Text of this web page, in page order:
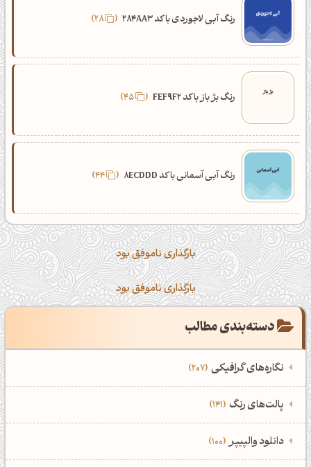
رنگ آبی لاجوردی با کد 284AA3 28
رنگ بژ باز با کد FEF9F2 45
رنگ آبی آسمانی با کد 8ECDDD 44
بارگذاری ناموفق بود
بارگذاری ناموفق بود
دسته‌بندی مطالب
نگاره‌های گرافیکی 207
‌همه دسته‌بندی‌های نگاره‌های گرافیکی
نمایش همه نگاره‌ها
‌پالت‌های رنگ 141
‌همه دسته‌بندی‌های پالت‌های رنگ
‌دانلود والپیپر 100